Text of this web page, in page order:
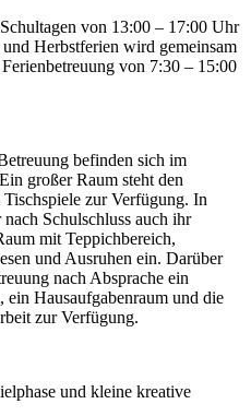
von 13:00 – 17:00 Uhr
Herbstferien wird gemeinsam
von 7:30 – 15:00
befinden sich im
großer Raum steht den
zur Verfügung. In
Schulschluss auch ihr
mit Teppichbereich,
und Ausruhen ein. Darüber
nach Absprache ein
Hausaufgabenraum und die
zur Verfügung.
und kleine kreative